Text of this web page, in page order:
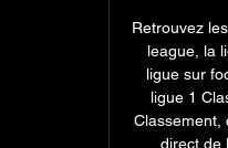
Retrouvez
league, la
ligue sur
ligue 1
Classement,
direct de